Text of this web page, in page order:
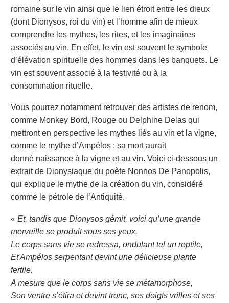
romaine sur le vin ainsi que le lien étroit entre les dieux
(dont Dionysos, roi du vin) et l’homme afin de mieux
comprendre les mythes, les rites, et les imaginaires
associés au vin. En effet, le vin est souvent le symbole
d’élévation spirituelle des hommes dans les banquets. Le
vin est souvent associé à la festivité ou à la
consommation rituelle.
Vous pourrez notamment retrouver des artistes de renom,
comme Monkey Bord, Rouge ou Delphine Delas qui
mettront en perspective les mythes liés au vin et la vigne,
comme le mythe d’Ampélos : sa mort aurait
donné naissance à la vigne et au vin. Voici ci-dessous un
extrait de Dionysiaque du poète Nonnos De Panopolis,
qui explique le mythe de la création du vin, considéré
comme le pétrole de l’Antiquité.
« Et, tandis que Dionysos gémit, voici qu’une grande
merveille se produit sous ses yeux.
Le corps sans vie se redressa, ondulant tel un reptile,
Et Ampélos serpentant devint une délicieuse plante
fertile.
A mesure que le corps sans vie se métamorphose,
Son ventre s’étira et devint tronc, ses doigts vrilles et ses